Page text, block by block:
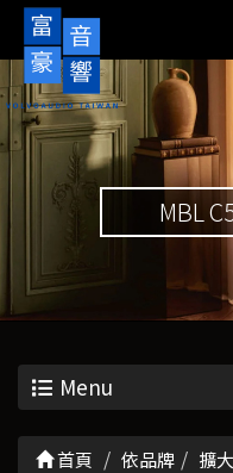
MBL
Menu
首頁 依品牌 擴